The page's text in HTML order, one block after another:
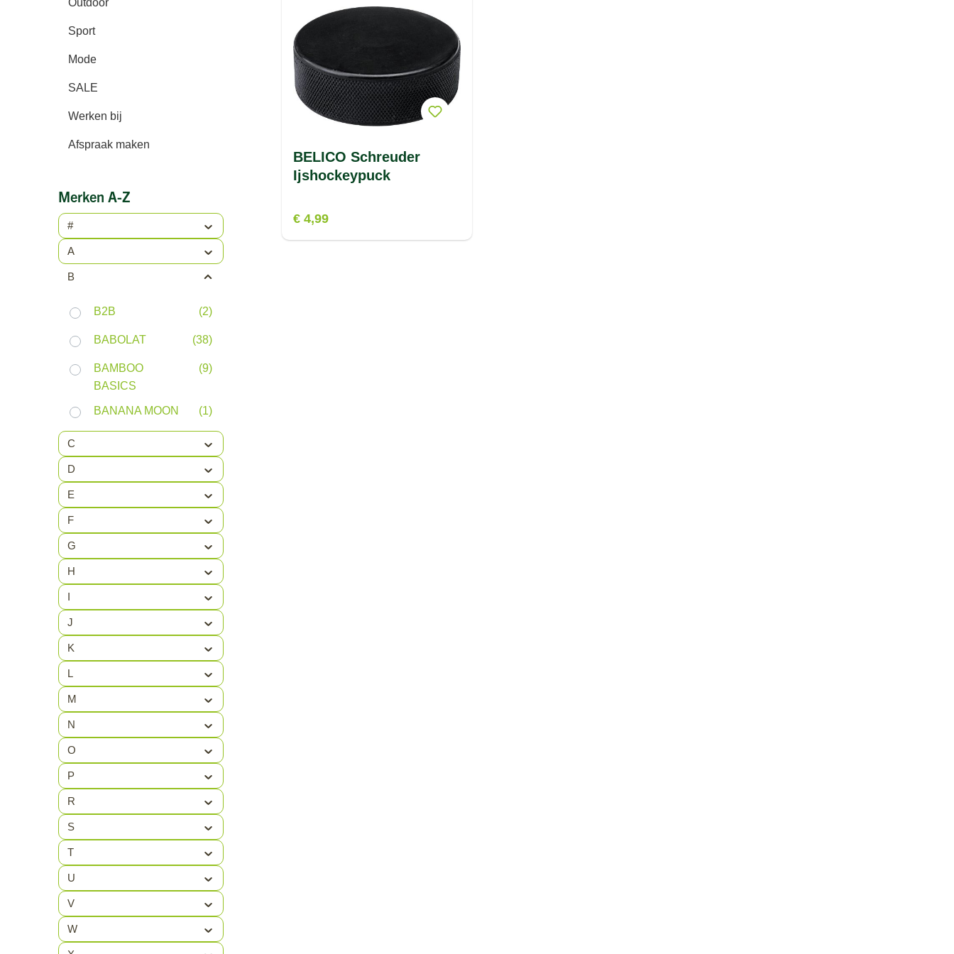
Outdoor
Sport
Mode
SALE
Werken bij
Afspraak maken
Merken A-Z
#
A
B
(2)
B2B
(38)
BABOLAT
(9)
BAMBOO
BASICS
(1)
BANANA MOON
(10)
(64)
(9)
(6)
(34)
BEACHLIFE
(1)
BELICO
(5)
Benegas
(95)
EGG
(79)
BJORN BORG
(32)
(2)
(7)
(10)
C
D
E
F
G
H
I
J
K
L
M
N
O
P
R
S
T
U
V
W
BELICO Schreuder
Ijshockeypuck
€ 4,99